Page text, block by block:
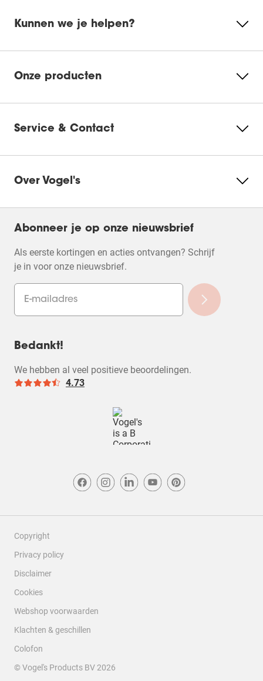
Kunnen we je helpen?
Onze producten
Service & Contact
Over Vogel's
Abonneer je op onze nieuwsbrief
Als eerste kortingen en acties ontvangen? Schrijf
je in voor onze nieuwsbrief.
Bedankt!
We hebben al veel positieve beoordelingen.
4.73
Copyright
Privacy policy
Disclaimer
Cookies
Webshop voorwaarden
Klachten & geschillen
Colofon
© Vogel's Products BV2026